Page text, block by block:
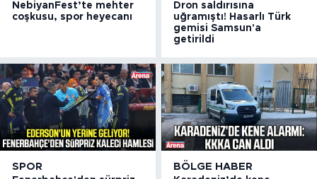
NebiyanFest’te mehter
coşkusu, spor heyecanı
Dron saldırısına
uğramıştı! Hasarlı Türk
gemisi Samsun'a
getirildi
SPOR BÖLGE HABER